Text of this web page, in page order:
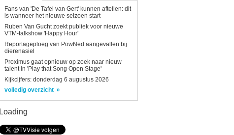
Fans van 'De Tafel van Gert' kunnen aftellen: dit
is wanneer het nieuwe seizoen start
Ruben Van Gucht zoekt publiek voor nieuwe
VTM-talkshow 'Happy Hour'
Reportageploeg van PowNed aangevallen bij
dierenasiel
Proximus gaat opnieuw op zoek naar nieuw
talent in 'Play that Song Open Stage'
Kijkcijfers: donderdag 6 augustus 2026
volledig overzicht
Loading